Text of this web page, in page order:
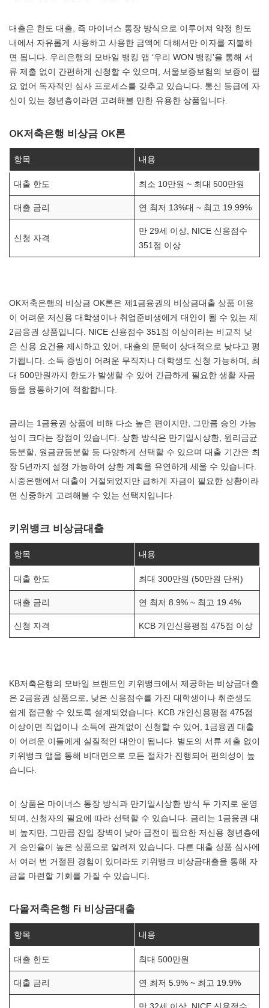
대출은 한도 대출, 즉 마이너스 통장 방식으로 이루어져 약정 한도
내에서 자유롭게 사용하고 사용한 금액에 대해서만 이자를 지불하
면 됩니다. 우리은행의 모바일 뱅킹 앱 ‘우리 WON 뱅킹’을 통해 서
류 제출 없이 간편하게 신청할 수 있으며, 서울보증보험의 보증이 필
요 없어 독자적인 심사 프로세스를 갖추고 있습니다. 통신 등급에 자
신이 있는 청년층이라면 고려해볼 만한 유용한 상품입니다.
OK저축은행 비상금 OK론
항목 내용
대출 한도 최소 10만원 ~ 최대 500만원
대출 금리 연 최저 13%대 ~ 최고 19.99%
신청 자격
만 29세 이상, NICE 신용점수
351점 이상
OK저축은행의 비상금 OK론은 제1금융권의 비상금대출 상품 이용
이 어려운 저신용 대학생이나 취업준비생에게 대안이 될 수 있는 제
2금융권 상품입니다. NICE 신용점수 351점 이상이라는 비교적 낮
은 신용 요건을 제시하고 있어, 대출의 문턱이 상대적으로 낮다고 평
가됩니다. 소득 증빙이 어려운 무직자나 대학생도 신청 가능하며, 최
대 500만원까지 한도가 발생할 수 있어 긴급하게 필요한 생활 자금
등을 융통하기에 적합합니다.
금리는 1금융권 상품에 비해 다소 높은 편이지만, 그만큼 승인 가능
성이 크다는 장점이 있습니다. 상환 방식은 만기일시상환, 원리금균
등분할, 원금균등분할 등 다양하게 선택할 수 있으며 대출 기간은 최
장 5년까지 설정 가능하여 상환 계획을 유연하게 세울 수 있습니다.
시중은행에서 대출이 거절되었지만 급하게 자금이 필요한 상황이라
면 신중하게 고려해볼 수 있는 선택지입니다.
키위뱅크 비상금대출
항목 내용
대출 한도 최대 300만원 (50만원 단위)
대출 금리 연 최저 8.9% ~ 최고 19.4%
신청 자격 KCB 개인신용평점 475점 이상
KB저축은행의 모바일 브랜드인 키위뱅크에서 제공하는 비상금대출
은 2금융권 상품으로, 낮은 신용점수를 가진 대학생이나 취준생도
쉽게 접근할 수 있도록 설계되었습니다. KCB 개인신용평점 475점
이상이면 직업이나 소득에 관계없이 신청할 수 있어, 1금융권 대출
이 어려운 이들에게 실질적인 대안이 됩니다. 별도의 서류 제출 없이
키위뱅크 앱을 통해 비대면으로 모든 절차가 진행되어 편의성이 높
습니다.
이 상품은 마이너스 통장 방식과 만기일시상환 방식 두 가지로 운영
되며, 신청자의 필요에 따라 선택할 수 있습니다. 금리는 1금융권 대
비 높지만, 그만큼 진입 장벽이 낮아 급전이 필요한 저신용 청년층에
게 승인율이 높은 상품으로 알려져 있습니다. 다른 대출 상품 심사에
서 여러 번 거절된 경험이 있더라도 키위뱅크 비상금대출을 통해 자
금을 마련할 기회를 가질 수 있습니다.
다올저축은행 Fi 비상금대출
항목 내용
대출 한도 최대 500만원
대출 금리 연 최저 5.9% ~ 최고 19.9%